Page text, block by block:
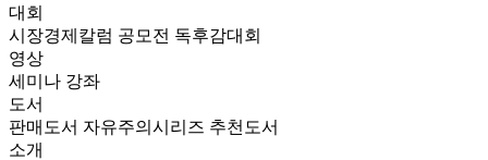
대회
시장경제칼럼 공모전 독후감대회
영상
세미나 강좌
도서
판매도서 자유주의시리즈 추천도서
소개